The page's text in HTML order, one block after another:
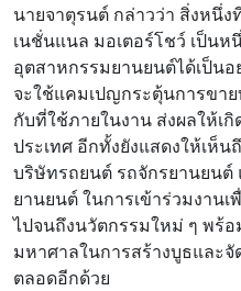
นายจาตุรนต์ กล่าวว่า สิ่งหนึ่ง
เนชั่นแนล มอเตอร์โชว์ เป็น
อุตสาหกรรมยานยนต์ได้เป็น
จะใช้แคมเปญกระตุ้นการขา
กับที่ใช้ภายในงาน ส่งผลให้เ
ประเทศ อีกทั้งยังแสดงให้เห็
บริษัทรถยนต์ รถจักรยานยนต์
ยานยนต์ ในการเข้าร่วมงาน
ไปจนถึงนวัตกรรมใหม่ ๆ พร้
มหาศาลในการสร้างบูธและ
ตลอดอีกด้วย